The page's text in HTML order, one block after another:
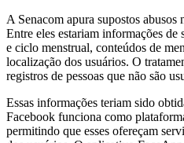
A Senacom apura supostos abusos
Entre eles estariam informações de
e ciclo menstrual, conteúdos de
localização dos usuários. O
registros de pessoas que não são
Essas informações teriam sido
Facebook funciona como
permitindo que esses ofereçam